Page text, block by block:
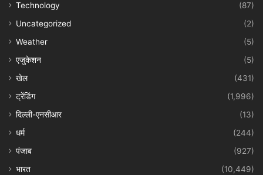
Technology
(87)
Uncategorized
(2)
Weather
(5)
एजुकेशन
(5)
खेल
(431)
ट्रेंडिंग
(1,996)
दिल्ली-एनसीआर
(13)
धर्म
(244)
पंजाब
(927)
भारत
(10,449)